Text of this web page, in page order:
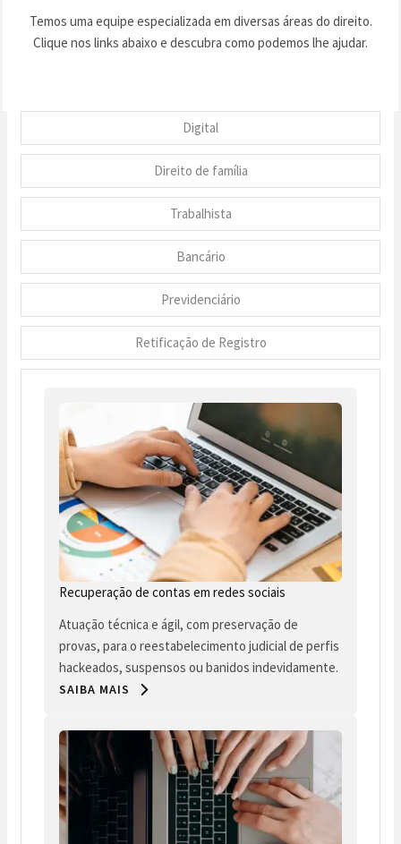
Temos uma equipe especializada em diversas áreas do direito.
Clique nos links abaixo e descubra como podemos lhe ajudar.
Digital
Direito de família
Trabalhista
Bancário
Previdenciário
Retificação de Registro
Recuperação de contas em redes sociais
Atuação técnica e ágil, com preservação de
provas, para o reestabelecimento judicial de perfis
hackeados, suspensos ou banidos indevidamente.
SAIBA MAIS